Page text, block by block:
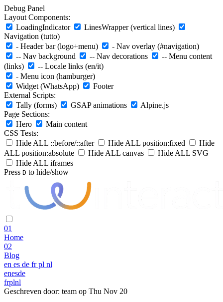
Debug Panel
Layout Components:
LoadingIndicator
LinesWrapper (vertical lines)
Navigation (tutto)
- Header bar (logo+menu)
- Nav overlay (#navigation)
-- Nav background
-- Nav decorations
-- Menu content
(links)
-- Locale links (en/it)
- Menu icon (hamburger)
Widget (WhatsApp)
Footer
External Scripts:
Tally (forms)
GSAP animations
Alpine.js
Page Sections:
Hero
Main content
CSS Tests:
Hide ALL ::before/::after
Hide ALL position:fixed
Hide
ALL position:absolute
Hide ALL canvas
Hide ALL SVG
Hide ALL iframes
Press D to hide/show
01
Home
02
Blog
en es de fr pl nl
enesde
frplnl
Geschreven door: team op Thu Nov 20